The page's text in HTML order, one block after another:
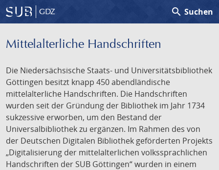
GDZ search Suchen
Mittelalterliche Handschriften
Die Niedersächsische Staats- und Universitätsbibliothek
Göttingen besitzt knapp 450 abendländische
mittelalterliche Handschriften. Die Handschriften
wurden seit der Gründung der Bibliothek im Jahr 1734
sukzessive erworben, um den Bestand der
Universalbibliothek zu ergänzen. Im Rahmen des von
der Deutschen Digitalen Bibliothek geförderten Projekts
„Digitalisierung der mittelalterlichen volkssprachlichen
Handschriften der SUB Göttingen“ wurden in einem